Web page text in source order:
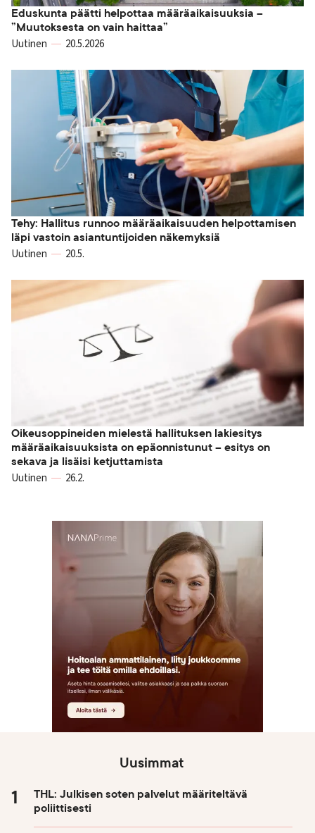
Eduskunta päätti helpottaa määräaikaisuuksia –
”Muutoksesta on vain haittaa”
Uutinen 20.5.2026
Tehy: Hallitus runnoo määräaikaisuuden helpottamisen
läpi vastoin asiantuntijoiden näkemyksiä
Uutinen 20.5.
Oikeusoppineiden mielestä hallituksen lakiesitys
määräaikaisuuksista on epäonnistunut – esitys on
sekava ja lisäisi ketjuttamista
Uutinen 26.2.
Uusimmat
THL: Julkisen soten palvelut määriteltävä
poliittisesti